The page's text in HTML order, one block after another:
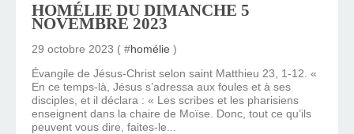
HOMÉLIE DU DIMANCHE 5
NOVEMBRE 2023
29 octobre 2023 ( #homélie )
Évangile de Jésus-Christ selon saint Matthieu 23, 1-12. «
En ce temps-là, Jésus s’adressa aux foules et à ses
disciples, et il déclara : « Les scribes et les pharisiens
enseignent dans la chaire de Moïse. Donc, tout ce qu’ils
peuvent vous dire, faites-le...